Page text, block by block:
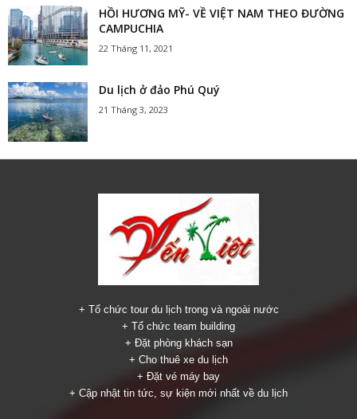
HỒI HƯƠNG MỸ- VỀ VIỆT NAM THEO ĐƯỜNG
CAMPUCHIA
22 Tháng 11, 2021
Du lịch ở đảo Phú Quý
21 Tháng 3, 2023
+ Tổ chức tour du lịch trong và ngoài nước
+ Tổ chức team building
+ Đặt phòng khách sạn
+ Cho thuê xe du lịch
+ Đặt vé máy bay
+ Cập nhật tin tức, sự kiện mới nhất về du lịch